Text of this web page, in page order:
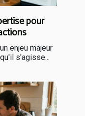
pour
enjeu majeur
s'agisse...